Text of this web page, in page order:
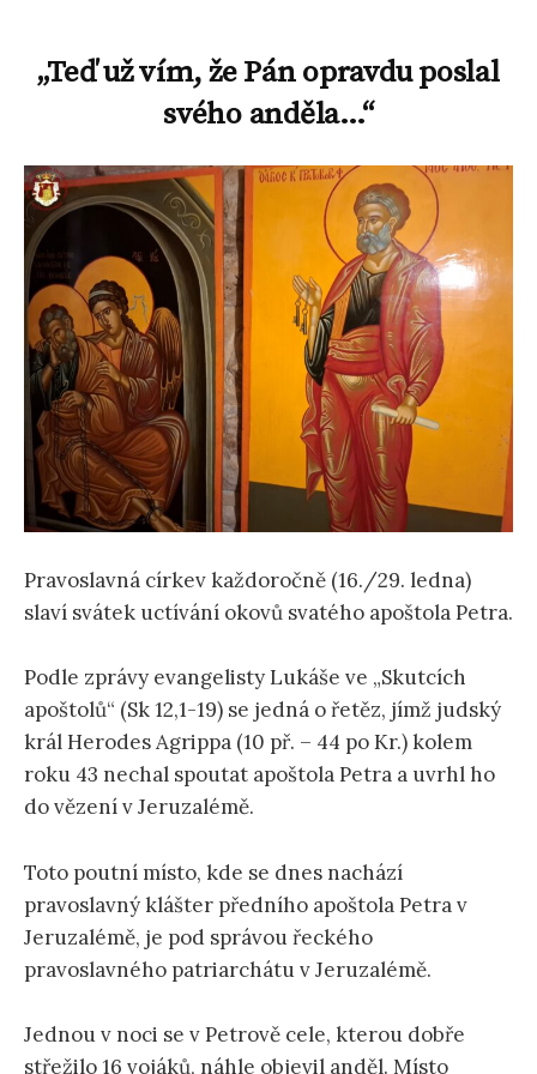
„Teď už vím, že Pán opravdu poslal
svého anděla…“
Pravoslavná církev každoročně (16./29. ledna)
slaví svátek uctívání okovů svatého apoštola Petra.
Podle zprávy evangelisty Lukáše ve „Skutcích
apoštolů“ (Sk 12,1-19) se jedná o řetěz, jímž judský
král Herodes Agrippa (10 př. – 44 po Kr.) kolem
roku 43 nechal spoutat apoštola Petra a uvrhl ho
do vězení v Jeruzalémě.
Toto poutní místo, kde se dnes nachází
pravoslavný klášter předního apoštola Petra v
Jeruzalémě, je pod správou řeckého
pravoslavného patriarchátu v Jeruzalémě.
Jednou v noci se v Petrově cele, kterou dobře
střežilo 16 vojáků, náhle objevil anděl. Místo